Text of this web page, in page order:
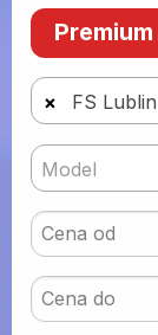
Premium
× FS Lublin
Model